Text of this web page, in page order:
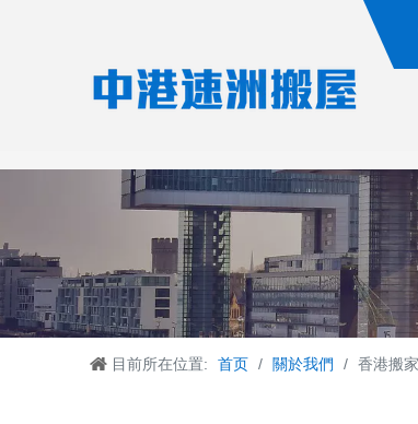
目前所在位置: 首页 / 關於我們 / 香港搬家